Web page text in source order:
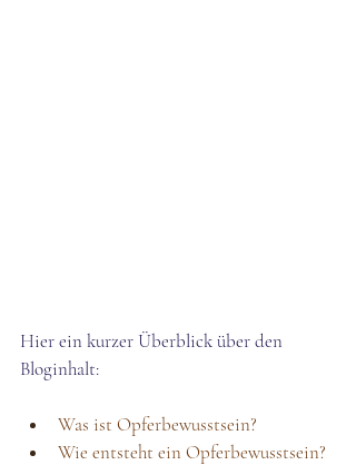
Hier ein kurzer Überblick über den
Bloginhalt:
Was ist Opferbewusstsein?
Wie entsteht ein Opferbewusstsein?